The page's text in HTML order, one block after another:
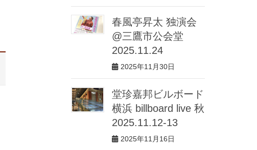
春風亭昇太 独演会
@三鷹市公会堂
2025.11.24
2025年11月30日
堂珍嘉邦ビルボード
横浜 billboard live 秋
2025.11.12-13
2025年11月16日